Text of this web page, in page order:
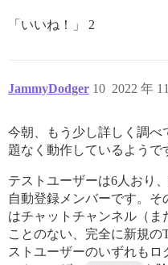
「いいね！」 2
JammyDodger 2022 年
10
今朝、もう少し詳しく調べ
題なく動作しているようで
テストユーザーは6人おり
自動登録メンバーです。そ
はチャットチャンネル（ま
ことのない、完全に新規
ストユーザーのいずれも